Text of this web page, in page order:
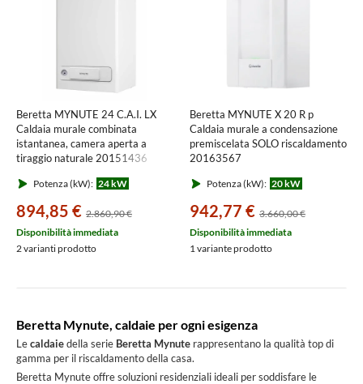
Beretta MYNUTE 24 C.A.I. LX
Caldaia murale combinata
istantanea, camera aperta a
tiraggio naturale 20151436
Potenza (kW): 24 kW
894,85 € 2.860,90 €
Disponibilità immediata
2 varianti prodotto
Beretta MYNUTE X 20 R p
Caldaia murale a condensazione
premiscelata SOLO riscaldamento
20163567
Potenza (kW): 20 kW
942,77 € 3.660,00 €
Disponibilità immediata
1 variante prodotto
Beretta Mynute, caldaie per ogni esigenza
Lecaldaiedella serie Beretta Mynute rappresentano la qualità top di
gamma per il riscaldamento della casa.
Beretta Mynute offre soluzioni residenziali ideali per soddisfare le